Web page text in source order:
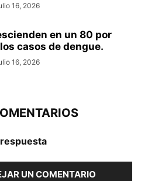
16, 2026
en un 80 por
casos de dengue.
16, 2026
UN COMENTARIO